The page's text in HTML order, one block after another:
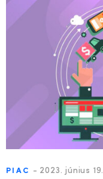
PIAC - 2023. június 19.